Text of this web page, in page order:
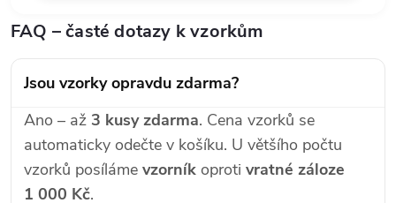
FAQ – časté dotazy k vzorkům
Jsou vzorky opravdu zdarma?
Ano – až 3 kusy zdarma. Cena vzorků se
automaticky odečte v košíku. U většího počtu
vzorků posíláme vzorník oproti vratné záloze
1 000 Kč.